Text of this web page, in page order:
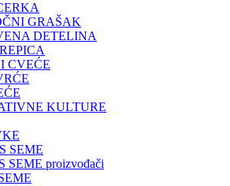
GRAŠAK
DETELINA
CVEĆE
KULTURE
SEME
SEME proizvođači